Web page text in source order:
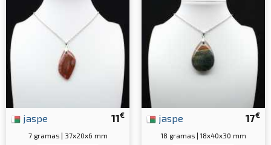
11€
jaspe
7 gramas | 37x20x6 mm
17€
jaspe
18 gramas | 18x40x30 mm